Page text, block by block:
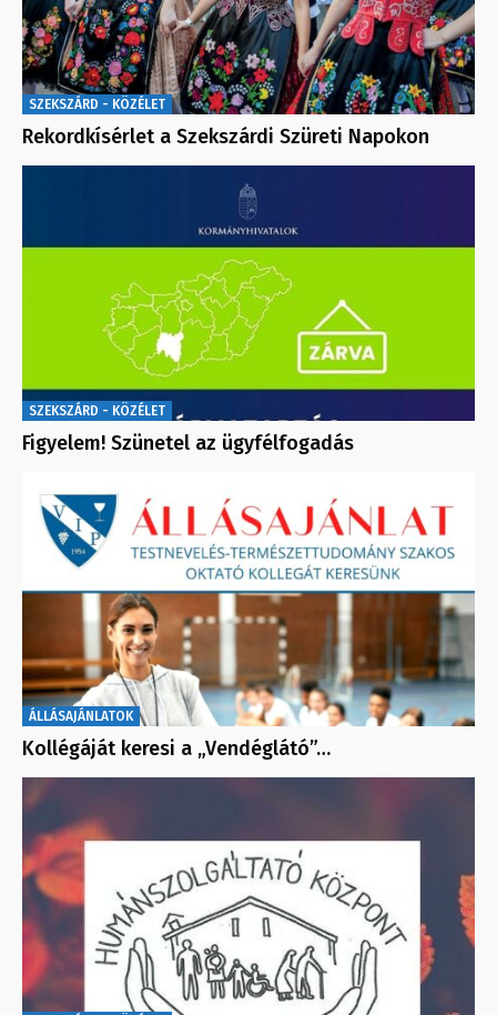
SZEKSZÁRD - KÖZÉLET
Rekordkísérlet a Szekszárdi Szüreti Napokon
SZEKSZÁRD - KÖZÉLET
Figyelem! Szünetel az ügyfélfogadás
ÁLLÁSAJÁNLATOK
Kollégáját keresi a „Vendéglátó”…